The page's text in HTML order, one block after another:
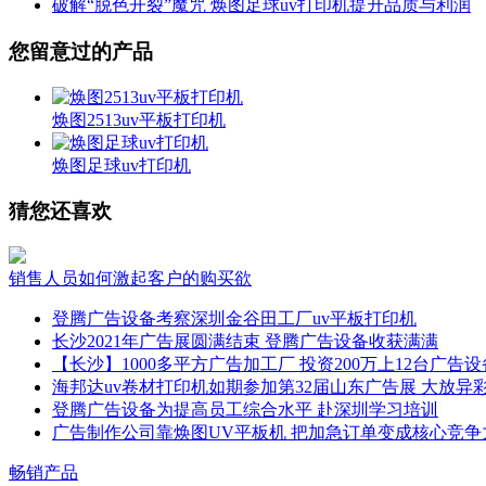
破解“脱色开裂”魔咒 焕图足球uv打印机提升品质与利润
您留意过的产品
焕图2513uv平板打印机
焕图足球uv打印机
猜您还喜欢
销售人员如何激起客户的购买欲
登腾广告设备考察深圳金谷田工厂uv平板打印机
长沙2021年广告展圆满结束 登腾广告设备收获满满
【长沙】1000多平方广告加工厂 投资200万上12台广告设
海邦达uv卷材打印机如期参加第32届山东广告展 大放异
登腾广告设备为提高员工综合水平 赴深圳学习培训
广告制作公司靠焕图UV平板机 把加急订单变成核心竞争
畅销产品